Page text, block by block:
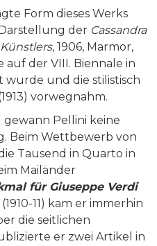
Form dieses Werks
der Cassandra
ünstlers, 1906, Marmor,
auf der VIII. Biennale in
wurde und die stilistisch
vorwegnahm.
Pellini keine
Beim Wettbewerb von
Tausend in Quarto in
Mailänder
für Giuseppe Verdi
11) kam er immerhin
die seitlichen
er zwei Artikel in